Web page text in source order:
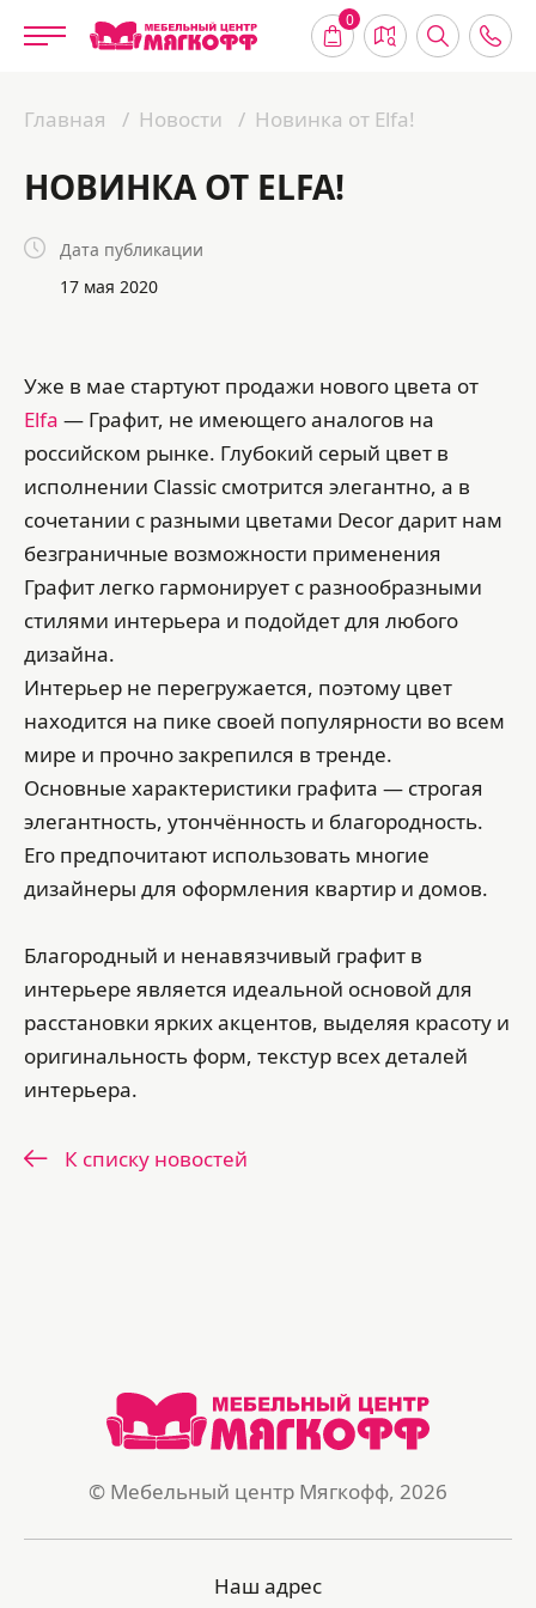
0
Главная Новости Новинка от Elfa!
НОВИНКА ОТ ELFA!
Дата публикации
17 мая 2020
Уже в мае стартуют продажи нового цвета от
Elfa — Графит, не имеющего аналогов на
российском рынке. Глубокий серый цвет в
исполнении Classic смотрится элегантно, а в
сочетании с разными цветами Decor дарит нам
безграничные возможности применения
Графит легко гармонирует с разнообразными
стилями интерьера и подойдет для любого
дизайна.
Интерьер не перегружается, поэтому цвет
находится на пике своей популярности во всем
мире и прочно закрепился в тренде.
Основные характеристики графита — строгая
элегантность, утончённость и благородность.
Его предпочитают использовать многие
дизайнеры для оформления квартир и домов.
Благородный и ненавязчивый графит в
интерьере является идеальной основой для
расстановки ярких акцентов, выделяя красоту и
оригинальность форм, текстур всех деталей
интерьера.
К списку новостей
© Мебельный центр Мягкофф, 2026
Наш адрес